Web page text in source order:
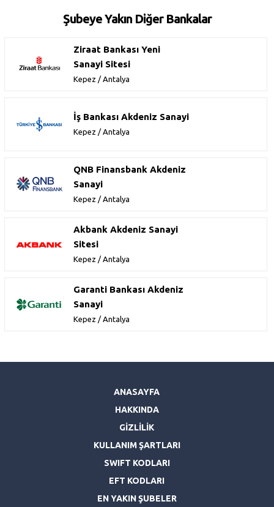
Şubeye Yakın Diğer Bankalar
Ziraat Bankası Yeni
Sanayi Sitesi
Kepez / Antalya
İş Bankası Akdeniz Sanayi
Kepez / Antalya
QNB Finansbank Akdeniz
Sanayi
Kepez / Antalya
Akbank Akdeniz Sanayi
Sitesi
Kepez / Antalya
Garanti Bankası Akdeniz
Sanayi
Kepez / Antalya
ANASAYFA
HAKKINDA
GİZLİLİK
KULLANIM ŞARTLARI
SWIFT KODLARI
EFT KODLARI
EN YAKIN ŞUBELER